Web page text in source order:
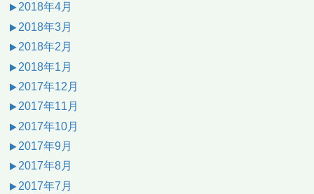
2018年4月
2018年3月
2018年2月
2018年1月
2017年12月
2017年11月
2017年10月
2017年9月
2017年8月
2017年7月